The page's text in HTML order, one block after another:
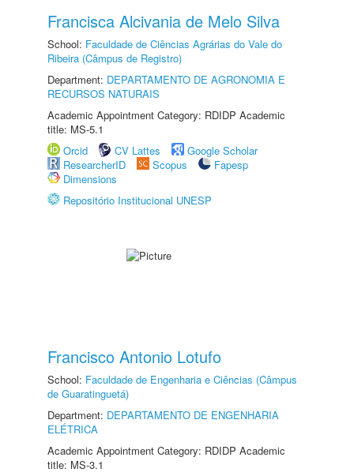
Francisca Alcivania de Melo Silva
School: Faculdade de Ciências Agrárias do Vale do
Ribeira (Câmpus de Registro)
Department: DEPARTAMENTO DE AGRONOMIA E
RECURSOS NATURAIS
Academic Appointment Category: RDIDP Academic
title: MS-5.1
Orcid
CV Lattes
Google Scholar
ResearcherID
Scopus
Fapesp
Dimensions
Repositório Institucional UNESP
Francisco Antonio Lotufo
School: Faculdade de Engenharia e Ciências (Câmpus
de Guaratinguetá)
Department: DEPARTAMENTO DE ENGENHARIA
ELÉTRICA
Academic Appointment Category: RDIDP Academic
title: MS-3.1